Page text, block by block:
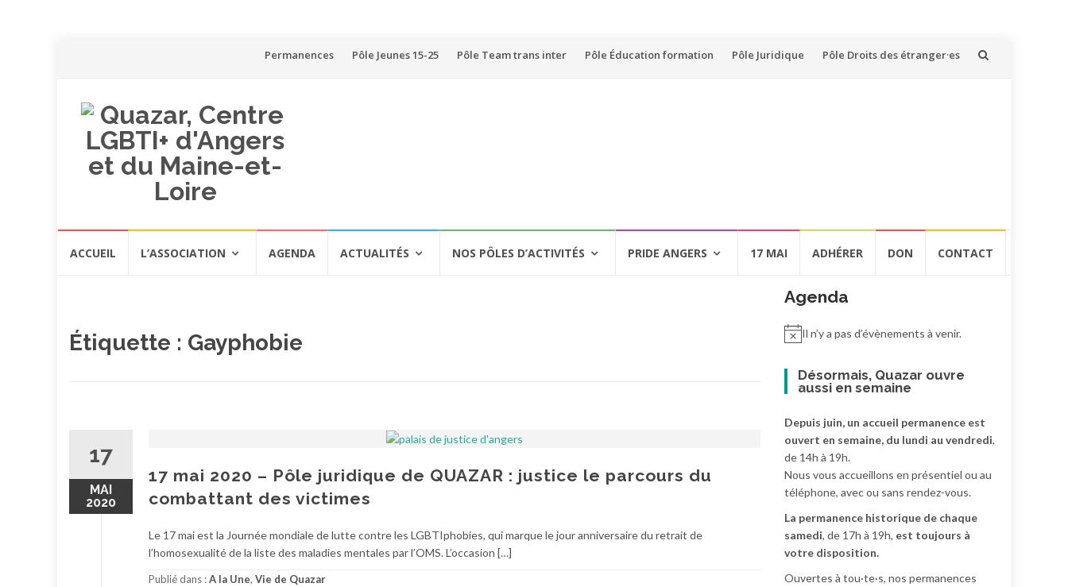
Aller
contenu
Permanences Pôle Jeunes 15-25 Pôle Team trans inter Pôle Éducation formation Pôle Juridique Pôle Droits des étranger·es
ACCUEIL L’ASSOCIATION AGENDA ACTUALITÉS NOS PÔLES D’ACTIVITÉS PRIDE ANGERS 17 MAI ADHÉRER DON CONTACT
Étiquette : Gayphobie
17
MAI
2020
17 mai 2020 – Pôle juridique de QUAZAR : justice le parcours du
combattant des victimes
Le 17 mai est la Journée mondiale de lutte contre les LGBTIphobies, qui marque le jour anniversaire du retrait de
l’homosexualité de la liste des maladies mentales par l’OMS. L’occasion […]
Publié dans :A la Une, Vie de Quazar
Agenda
Il n’y a pas d’évènements à venir.
Désormais, Quazar ouvre
aussi en semaine
Depuis juin, un accueil permanence est
ouvert en semaine, du lundi au vendredi,
de 14h à 19h.
Nous vous accueillons en présentiel ou au
téléphone, avec ou sans rendez-vous.
La permanence historique de chaque
samedi, de 17h à 19h, est toujours à
votre disposition.
Ouvertes à tou·te·s, nos permanences